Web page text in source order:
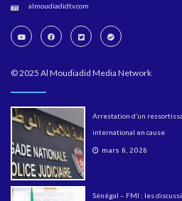
almoudiadidtv.com
© 2025 Al Moudiadid Media Network
Arrestation d’un
international en cause
mars 6, 2026
Sénégal – FMI : les